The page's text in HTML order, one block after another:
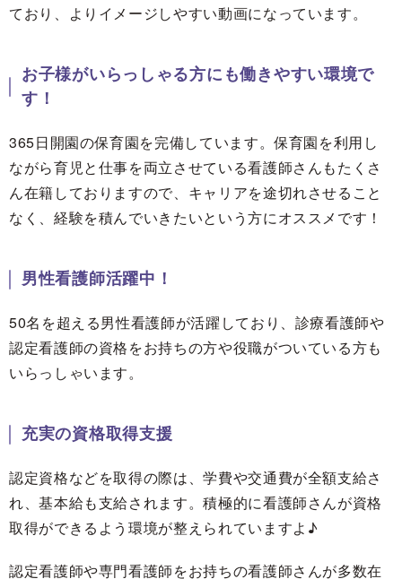
ており、よりイメージしやすい動画になっています。
お子様がいらっしゃる方にも働きやすい環境で
す！
365日開園の保育園を完備しています。保育園を利用し
ながら育児と仕事を両立させている看護師さんもたくさ
ん在籍しておりますので、キャリアを途切れさせること
なく、経験を積んでいきたいという方にオススメです！
男性看護師活躍中！
50名を超える男性看護師が活躍しており、診療看護師や
認定看護師の資格をお持ちの方や役職がついている方も
いらっしゃいます。
充実の資格取得支援
認定資格などを取得の際は、学費や交通費が全額支給さ
れ、基本給も支給されます。積極的に看護師さんが資格
取得ができるよう環境が整えられていますよ♪
認定看護師や専門看護師をお持ちの看護師さんが多数在